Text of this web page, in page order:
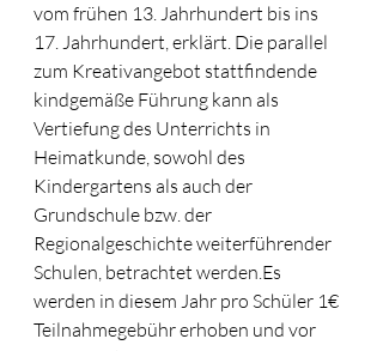
vom frühen 13. Jahrhundert bis ins
17. Jahrhundert, erklärt. Die parallel
zum Kreativangebot stattfindende
kindgemäße Führung kann als
Vertiefung des Unterrichts in
Heimatkunde, sowohl des
Kindergartens als auch der
Grundschule bzw. der
Regionalgeschichte weiterführender
Schulen, betrachtet werden.Es
werden in diesem Jahr pro Schüler 1€
Teilnahmegebühr erhoben und vor